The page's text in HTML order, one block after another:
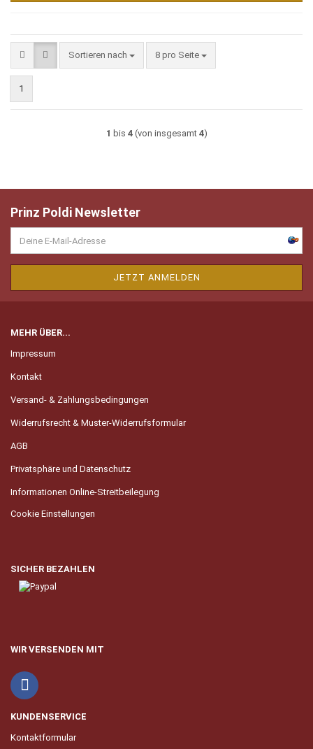
Sortieren nach
Sortieren nach 8 pro Seite
pro Seite
1
1 bis 4(von insgesamt 4)
Prinz Poldi Newsletter
MEHR ÜBER...
Impressum
Kontakt
Versand- & Zahlungsbedingungen
Widerrufsrecht & Muster-Widerrufsformular
AGB
Privatsphäre und Datenschutz
Informationen Online-Streitbeilegung
Cookie Einstellungen
SICHER BEZAHLEN
WIR VERSENDEN MIT
KUNDENSERVICE
Kontaktformular